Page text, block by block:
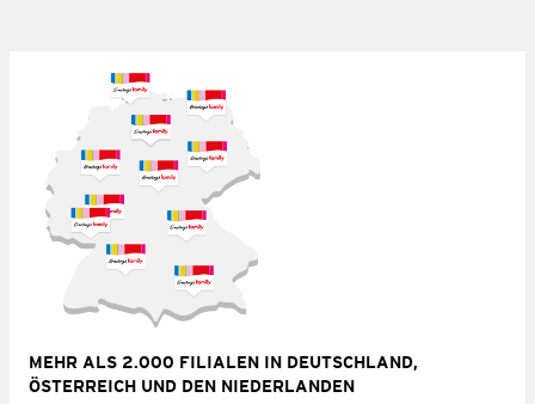
MEHR ALS 2.000 FILIALEN IN DEUTSCHLAND,
ÖSTERREICH UND DEN NIEDERLANDEN